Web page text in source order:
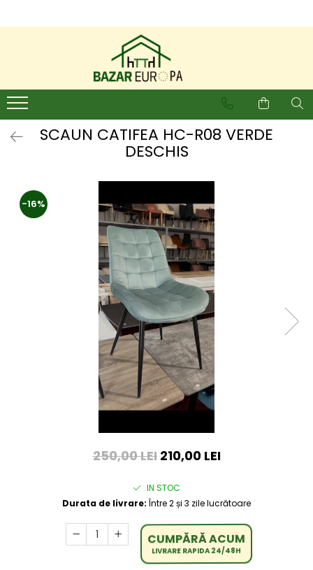
SCAUN CATIFEA HC-R08 VERDE
DESCHIS
-16%
250,00 LEI 210,00 LEI
IN STOC
Durata de livrare: Între 2 și 3 zile lucrătoare
CUMPĂRĂ ACUM
LIVRARE RAPIDA 24/48H